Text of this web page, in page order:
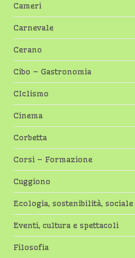
Cameri
Carnevale
Cerano
Cibo – Gastronomia
CIclismo
Cinema
Corbetta
Corsi – Formazione
Cuggiono
Ecologia, sostenibilità, sociale
Eventi, cultura e spettacoli
Filosofia